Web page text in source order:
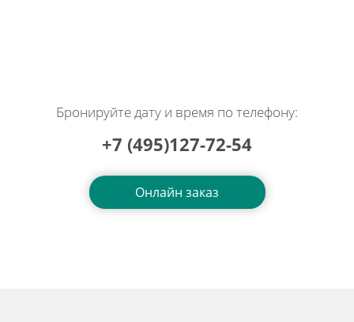
Бронируйте дату и время по телефону:
+7 (495)127-72-54
Онлайн заказ